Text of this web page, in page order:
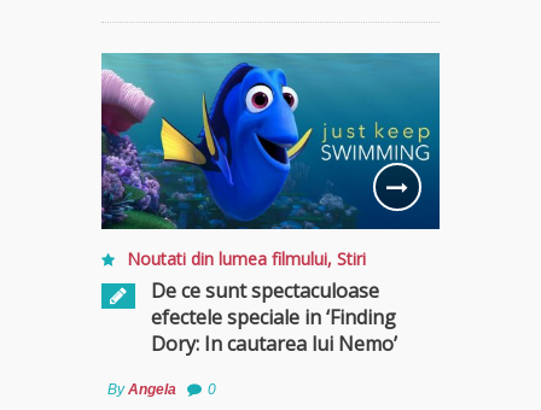
Noutati din lumea filmului, Stiri
De ce sunt spectaculoase
efectele speciale in ‘Finding
Dory: In cautarea lui Nemo’
ByAngela 0